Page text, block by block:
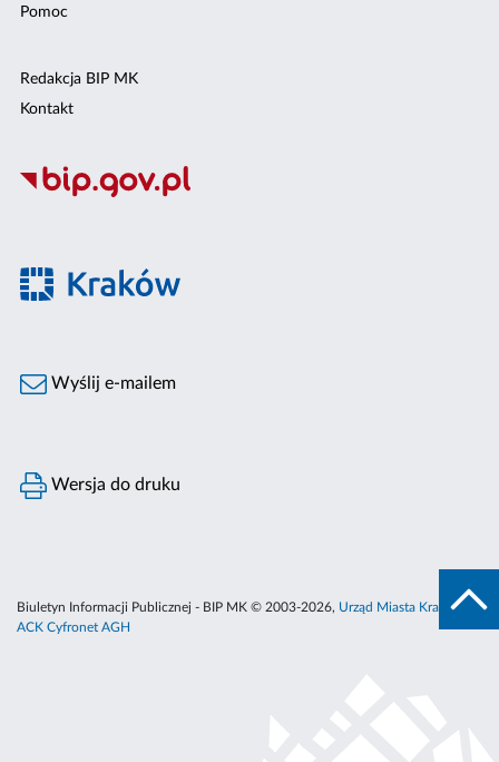
Pomoc
Redakcja BIP MK
Kontakt
Wyślij e-mailem
Wersja do druku
Biuletyn Informacji Publicznej - BIP MK © 2003-2026, Urząd Miasta Krakowa
ACK Cyfronet AGH